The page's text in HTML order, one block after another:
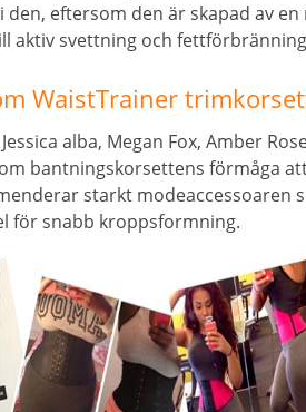
eftersom den är skapad av
aktiv svettning och
WaistTrainer
alba, Megan Fox, Amber
bantningskorsettens förmåga
starkt modeaccessoaren
för snabb kroppsformning.